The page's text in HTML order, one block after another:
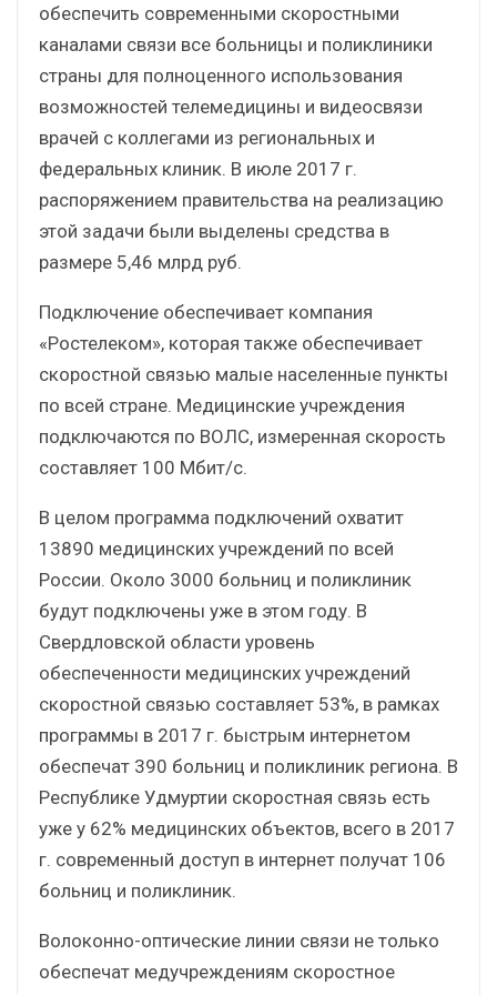
обеспечить современными скоростными
каналами связи все больницы и поликлиники
страны для полноценного использования
возможностей телемедицины и видеосвязи
врачей с коллегами из региональных и
федеральных клиник. В июле 2017 г.
распоряжением правительства на реализацию
этой задачи были выделены средства в
размере 5,46 млрд руб.
Подключение обеспечивает компания
«Ростелеком», которая также обеспечивает
скоростной связью малые населенные пункты
по всей стране. Медицинские учреждения
подключаются по ВОЛС, измеренная скорость
составляет 100 Мбит/с.
В целом программа подключений охватит
13890 медицинских учреждений по всей
России. Около 3000 больниц и поликлиник
будут подключены уже в этом году. В
Свердловской области уровень
обеспеченности медицинских учреждений
скоростной связью составляет 53%, в рамках
программы в 2017 г. быстрым интернетом
обеспечат 390 больниц и поликлиник региона. В
Республике Удмуртии скоростная связь есть
уже у 62% медицинских объектов, всего в 2017
г. современный доступ в интернет получат 106
больниц и поликлиник.
Волоконно-оптические линии связи не только
обеспечат медучреждениям скоростное